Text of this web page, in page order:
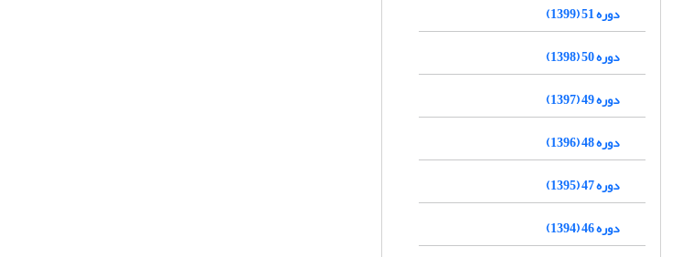
دوره 51 (1399)
دوره 50 (1398)
دوره 49 (1397)
دوره 48 (1396)
دوره 47 (1395)
دوره 46 (1394)